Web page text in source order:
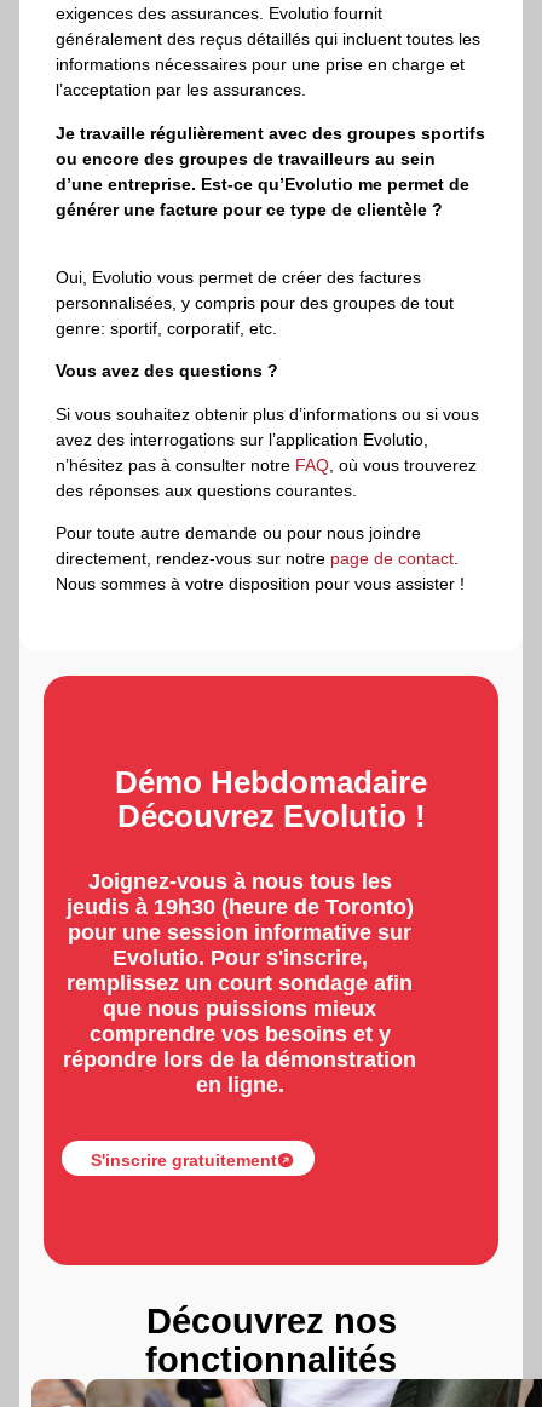
exigences des assurances. Evolutio fournit
généralement des reçus détaillés qui incluent toutes les
informations nécessaires pour une prise en charge et
l’acceptation par les assurances.
Je travaille régulièrement avec des groupes sportifs
ou encore des groupes de travailleurs au sein
d’une entreprise. Est-ce qu’Evolutio me permet de
générer une facture pour ce type de clientèle ?
Oui, Evolutio vous permet de créer des factures
personnalisées, y compris pour des groupes de tout
genre: sportif, corporatif, etc.
Vous avez des questions ?
Si vous souhaitez obtenir plus d’informations ou si vous
avez des interrogations sur l’application Evolutio,
n’hésitez pas à consulter notre FAQ , où vous trouverez
des réponses aux questions courantes.
Pour toute autre demande ou pour nous joindre
directement, rendez-vous sur notre page de contact.
Nous sommes à votre disposition pour vous assister !
Démo Hebdomadaire
Découvrez Evolutio !
Joignez-vous à nous tous les
jeudis à 19h30 (heure de Toronto)
pour une session informative sur
Evolutio. Pour s'inscrire,
remplissez un court sondage afin
que nous puissions mieux
comprendre vos besoins et y
répondre lors de la démonstration
en ligne.
S'inscrire gratuitement
Découvrez nos
fonctionnalités